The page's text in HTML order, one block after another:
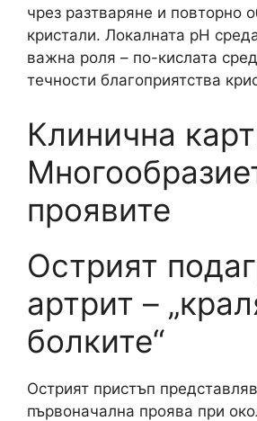
чрез разтваряне и повторно
кристали. Локалната рН
важна роля – по-кислата
течности благоприятства
Клинична
проявите
Острият
артрит –
болките“
Острият пристъп
първоначална проява при